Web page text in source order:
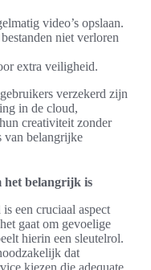
video’s opslaan.
niet verloren
extra veiligheid.
verzekerd zijn
in de cloud,
creativiteit zonder
van belangrijke
het belangrijk is
een cruciaal aspect
gaat om gevoelige
hierin een sleutelrol.
dat
kiezen die adequate